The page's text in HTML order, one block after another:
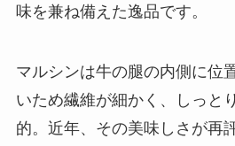
味を兼ね備えた逸品です。
マルシンは牛の腿の内側に位
いため繊維が細かく、しっと
的。近年、その美味しさが再